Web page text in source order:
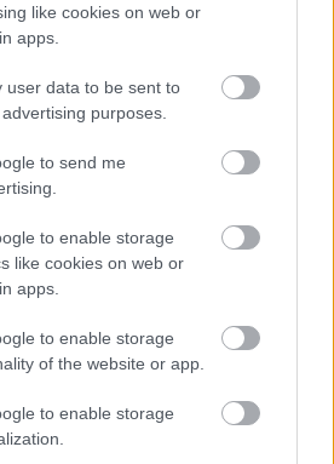
like cookies on web or
apps.
user data to be sent to
purposes.
to send me
to enable storage
like cookies on web or
apps.
to enable storage
of the website or app.
to enable storage
(τεστ προσομοίωσης της
σας λίγα λεπτά μετά το
Πιστοποίηση
σας σε 2 ημέρες